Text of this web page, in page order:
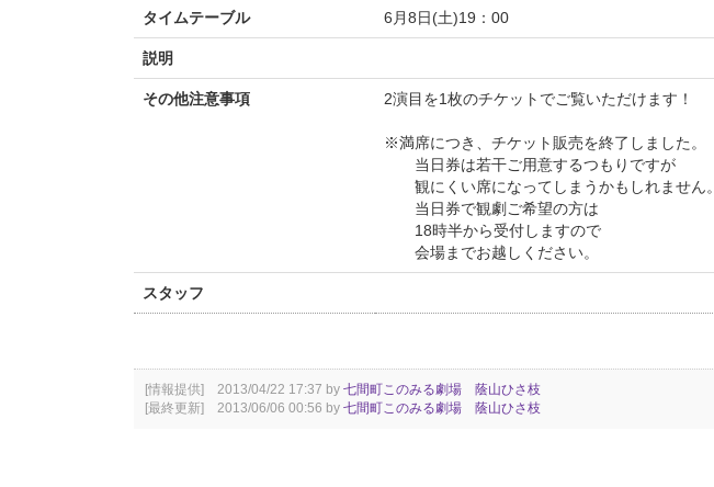
タイムテーブル 6月8日(土)19：00
説明
その他注意事項 2演目を1枚のチケットでご覧いただけます！
※満席につき、チケット販売を終了しました。
当日券は若干ご用意するつもりですが
観にくい席になってしまうかもしれません。
当日券で観劇ご希望の方は
18時半から受付しますので
会場までお越しください。
スタッフ
[情報提供] 2013/04/22 17:37 by 七間町このみる劇場 蔭山ひさ枝
[最終更新] 2013/06/06 00:56 by 七間町このみる劇場 蔭山ひさ枝